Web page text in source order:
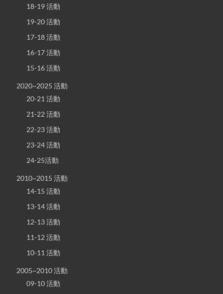
18-19 活動
19-20 活動
17-18 活動
16-17 活動
15-16 活動
2020~2025 活動
20-21 活動
21-22 活動
22-23 活動
23-24 活動
24-25活動
2010~2015 活動
14-15 活動
13-14 活動
12-13 活動
11-12 活動
10-11 活動
2005~2010 活動
09-10 活動